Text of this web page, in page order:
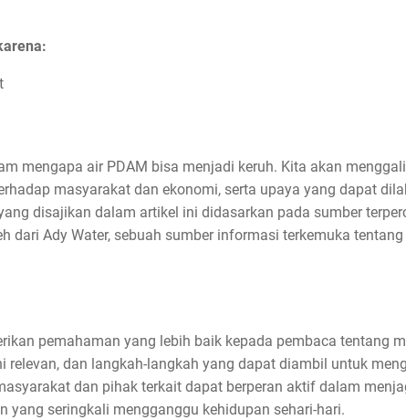
mengapa air PDAM bisa menjadi keruh. Kita akan
masyarakat dan ekonomi, serta upaya yang dapat
disajikan dalam artikel ini didasarkan pada sumber
dari Ady Water, sebuah sumber informasi terkemuka
pemahaman yang lebih baik kepada pembaca tentang
dan langkah-langkah yang dapat diambil untuk
dan pihak terkait dapat berperan aktif dalam
yang seringkali mengganggu kehidupan sehari-hari.